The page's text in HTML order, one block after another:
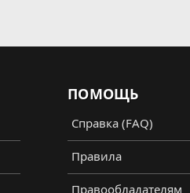
ПОМОЩЬ
Справка (FAQ)
Правила
Правообладателям